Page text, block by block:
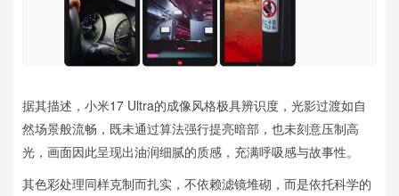
据其描述，小米17 Ultra的成像风格极具辨识度，光影过渡如自
然场景般流畅，既未通过算法强行提亮暗部，也未刻意压制高
光，画面因此呈现出油润细腻的质感，充满呼吸感与故事性。
其色彩处理同样克制而扎实，不依赖滤镜堆砌，而是依托科学的